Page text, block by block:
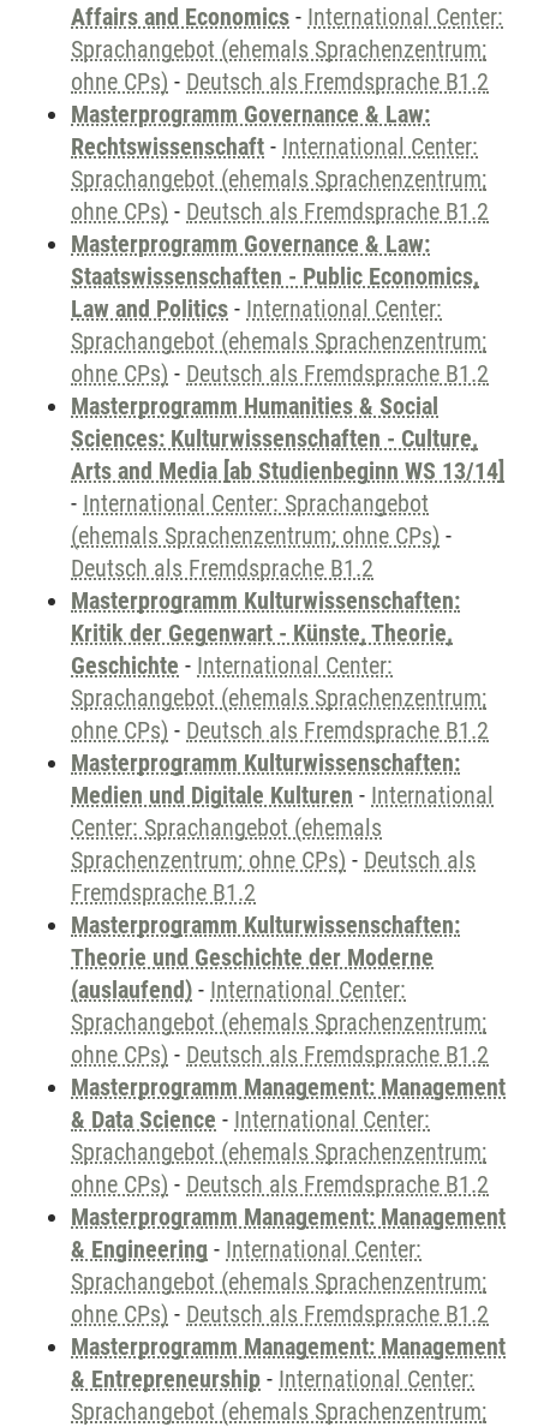
Affairs and Economics - International Center:
Sprachangebot (ehemals Sprachenzentrum;
ohne CPs) - Deutsch als Fremdsprache B1.2
Masterprogramm Governance & Law:
Rechtswissenschaft - International Center:
Sprachangebot (ehemals Sprachenzentrum;
ohne CPs) - Deutsch als Fremdsprache B1.2
Masterprogramm Governance & Law:
Staatswissenschaften - Public Economics,
Law and Politics - International Center:
Sprachangebot (ehemals Sprachenzentrum;
ohne CPs) - Deutsch als Fremdsprache B1.2
Masterprogramm Humanities & Social
Sciences: Kulturwissenschaften - Culture,
Arts and Media [ab Studienbeginn WS 13/14]
- International Center: Sprachangebot
(ehemals Sprachenzentrum; ohne CPs) -
Deutsch als Fremdsprache B1.2
Masterprogramm Kulturwissenschaften:
Kritik der Gegenwart - Künste, Theorie,
Geschichte - International Center:
Sprachangebot (ehemals Sprachenzentrum;
ohne CPs) - Deutsch als Fremdsprache B1.2
Masterprogramm Kulturwissenschaften:
Medien und Digitale Kulturen - International
Center: Sprachangebot (ehemals
Sprachenzentrum; ohne CPs) - Deutsch als
Fremdsprache B1.2
Masterprogramm Kulturwissenschaften:
Theorie und Geschichte der Moderne
(auslaufend) - International Center:
Sprachangebot (ehemals Sprachenzentrum;
ohne CPs) - Deutsch als Fremdsprache B1.2
Masterprogramm Management: Management
& Data Science - International Center:
Sprachangebot (ehemals Sprachenzentrum;
ohne CPs) - Deutsch als Fremdsprache B1.2
Masterprogramm Management: Management
& Engineering - International Center:
Sprachangebot (ehemals Sprachenzentrum;
ohne CPs) - Deutsch als Fremdsprache B1.2
Masterprogramm Management: Management
& Entrepreneurship - International Center:
Sprachangebot (ehemals Sprachenzentrum;